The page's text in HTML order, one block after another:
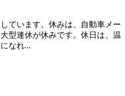
ています。休みは、自動車メー
型連休が休みです。休日は、温
なれ...